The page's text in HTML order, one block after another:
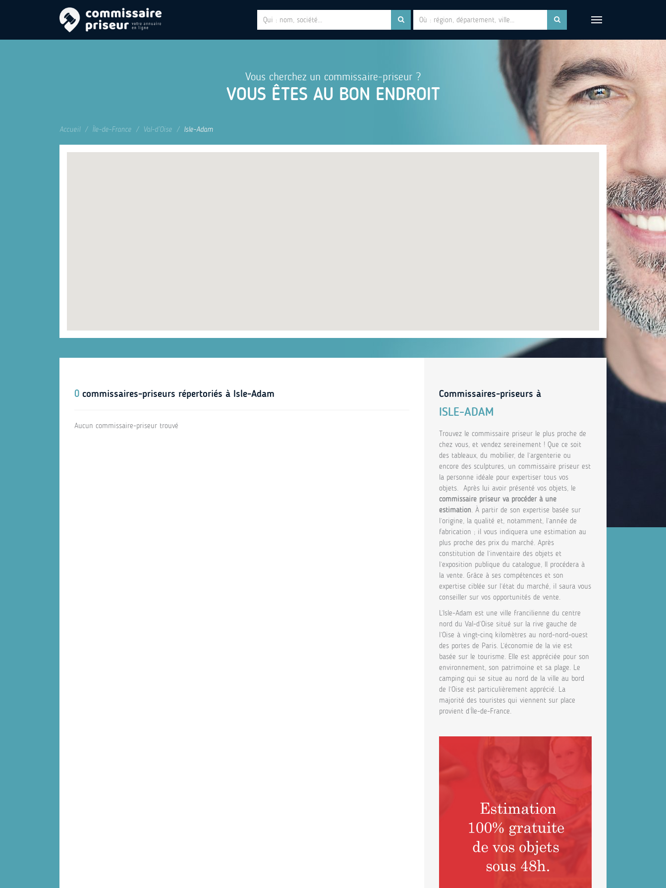
Vous cherchez un commissaire-priseur ?
VOUS ÊTES AU BON ENDROIT
Accueil Île-de-France Val-d’Oise Isle-Adam
0 commissaires-priseurs répertoriés à Isle-Adam
Aucun commissaire-priseur trouvé
Commissaires-priseurs à
ISLE-ADAM
Trouvez le commissaire priseur le plus proche de
chez vous, et vendez sereinement ! Que ce soit
des tableaux, du mobilier, de l’argenterie ou
encore des sculptures, un commissaire priseur est
la personne idéale pour expertiser tous vos
objets. Après lui avoir présenté vos objets, le
commissaire priseur va procéder à une
estimation. À partir de son expertise basée sur
l’origine, la qualité et, notamment, l’année de
fabrication ; il vous indiquera une estimation au
plus proche des prix du marché. Après
constitution de l’inventaire des objets et
l’exposition publique du catalogue, Il procédera à
la vente. Grâce à ses compétences et son
expertise ciblée sur l’état du marché, il saura vous
conseiller sur vos opportunités de vente.
L’Isle-Adam est une ville francilienne du centre
nord du Val-d’Oise situé sur la rive gauche de
l’Oise à vingt-cinq kilomètres au nord-nord-ouest
des portes de Paris. L’économie de la vie est
basée sur le tourisme. Elle est appréciée pour son
environnement, son patrimoine et sa plage. Le
camping qui se situe au nord de la ville au bord
de l’Oise est particulièrement apprécié. La
majorité des touristes qui viennent sur place
provient d’Île-de-France.